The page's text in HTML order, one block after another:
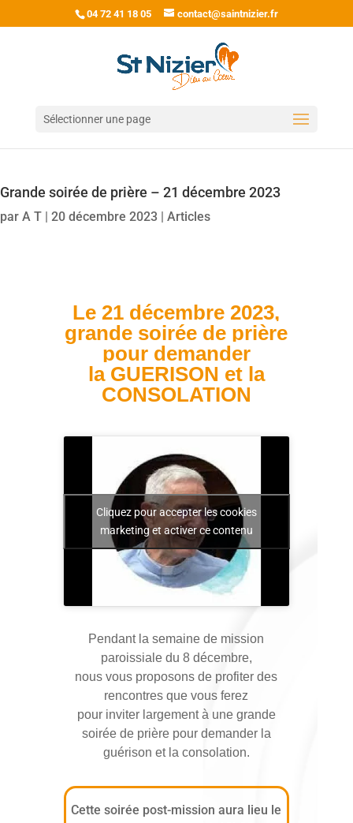
04 72 41 18 05 contact@saintnizier.fr
Sélectionner une page
Grande soirée de prière – 21 décembre 2023
par A T | 20 décembre 2023 | Articles
Le 21 décembre 2023,
grande soirée de prière
pour demander
la GUERISON et la
CONSOLATION
Cliquez pour accepter les cookies
marketing et activer ce contenu
Pendant la semaine de mission
paroissiale du 8 décembre,
nous vous proposons de profiter des
rencontres que vous ferez
pour inviter largement à une grande
soirée de prière pour demander la
guérison et la consolation.
Cette soirée post-mission aura lieu le